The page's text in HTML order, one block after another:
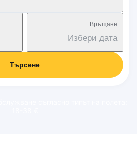
Връщане
Избери дата
Търсене